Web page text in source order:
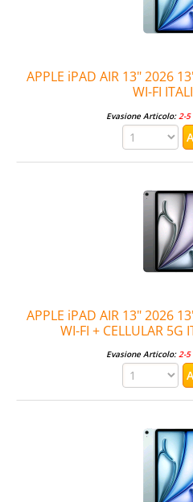
APPLE iPAD AIR 13" 2026
WI-FI
Evasione Articolo:2-5
APPLE iPAD AIR 13" 2026
WI-FI + CELLULAR 5G
Evasione Articolo:2-5